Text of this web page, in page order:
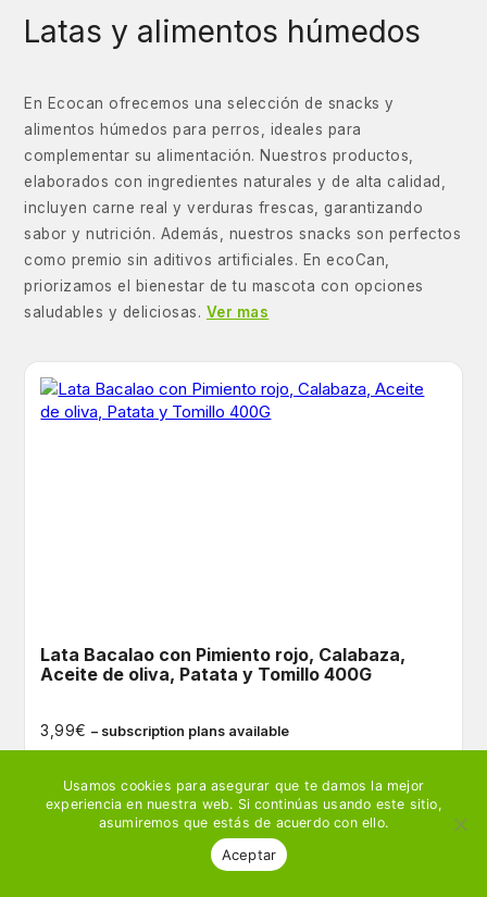
Latas y alimentos húmedos
En Ecocan ofrecemos una selección de snacks y
alimentos húmedos para perros, ideales para
complementar su alimentación. Nuestros productos,
elaborados con ingredientes naturales y de alta calidad,
incluyen carne real y verduras frescas, garantizando
sabor y nutrición. Además, nuestros snacks son perfectos
como premio sin aditivos artificiales. En ecoCan,
priorizamos el bienestar de tu mascota con opciones
saludables y deliciosas. Ver mas
Lata Bacalao con Pimiento rojo, Calabaza,
Aceite de oliva, Patata y Tomillo 400G
3,99€ – subscription plans available
Ver producto 🛒 Añadir
Usamos cookies para asegurar que te damos la mejor
experiencia en nuestra web. Si continúas usando este sitio,
asumiremos que estás de acuerdo con ello.
Aceptar